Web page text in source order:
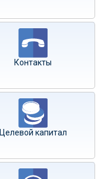
Контакты
Целевой капитал